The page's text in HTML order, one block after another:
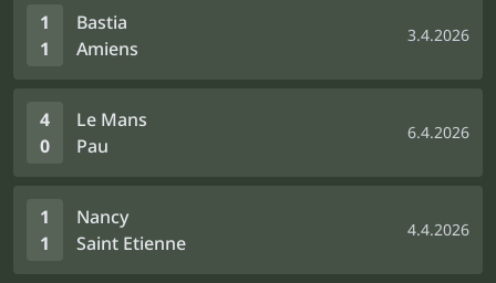
1
1
Bastia
Amiens
3.4.2026
4
0
Le Mans
Pau
6.4.2026
1
1
Nancy
Saint Etienne
4.4.2026